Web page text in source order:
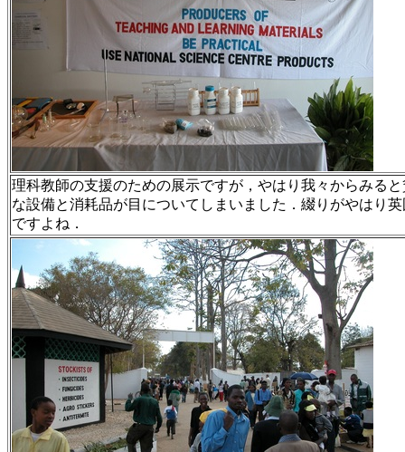
理科教師の支援のための展示ですが，やはり我々からみる
な設備と消耗品が目についてしまいました．綴りがやはり
ですよね．